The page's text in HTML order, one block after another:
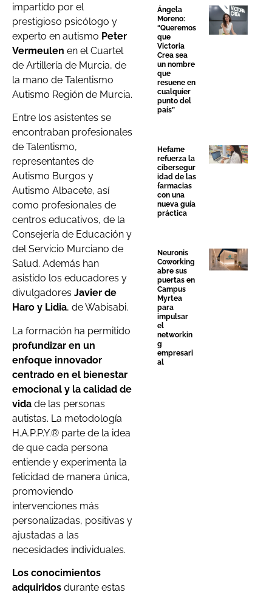
impartido por el
prestigioso psicólogo y
experto en autismo Peter
Vermeulen en el Cuartel
de Artillería de Murcia, de
la mano de Talentismo
Autismo Región de Murcia.
Entre los asistentes se
encontraban profesionales
de Talentismo,
representantes de
Autismo Burgos y
Autismo Albacete, así
como profesionales de
centros educativos, de la
Consejería de Educación y
del Servicio Murciano de
Salud. Además han
asistido los educadores y
divulgadores Javier de
Haro y Lidia, de Wabisabi.
La formación ha permitido
profundizar en un
enfoque innovador
centrado en el bienestar
emocional y la calidad de
vida de las personas
autistas. La metodología
H.A.P.P.Y.® parte de la idea
de que cada persona
entiende y experimenta la
felicidad de manera única,
promoviendo
intervenciones más
personalizadas, positivas y
ajustadas a las
necesidades individuales.
Los conocimientos
adquiridos durante estas
Ángela
Moreno:
“Queremos
que
Victoria
Crea sea
un nombre
que
resuene en
cualquier
punto del
país”
Hefame
refuerza la
cibersegur
idad de las
farmacias
con una
nueva guía
práctica
Neuronis
Coworking
abre sus
puertas en
Campus
Myrtea
para
impulsar
el
networkin
g
empresari
al